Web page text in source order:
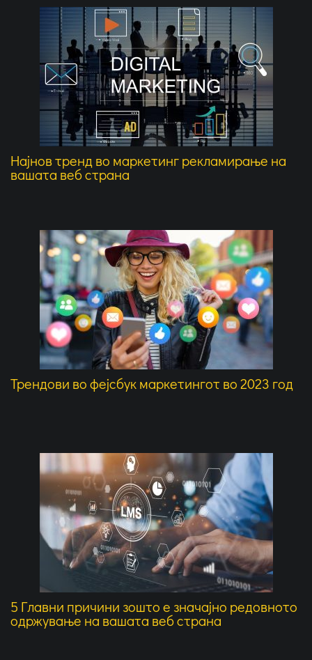
Најнов тренд во маркетинг рекламирање на
вашата веб страна
Трендови во фејсбук маркетингот во 2023 год
5 Главни причини зошто е значајно редовното
одржување на вашата веб страна